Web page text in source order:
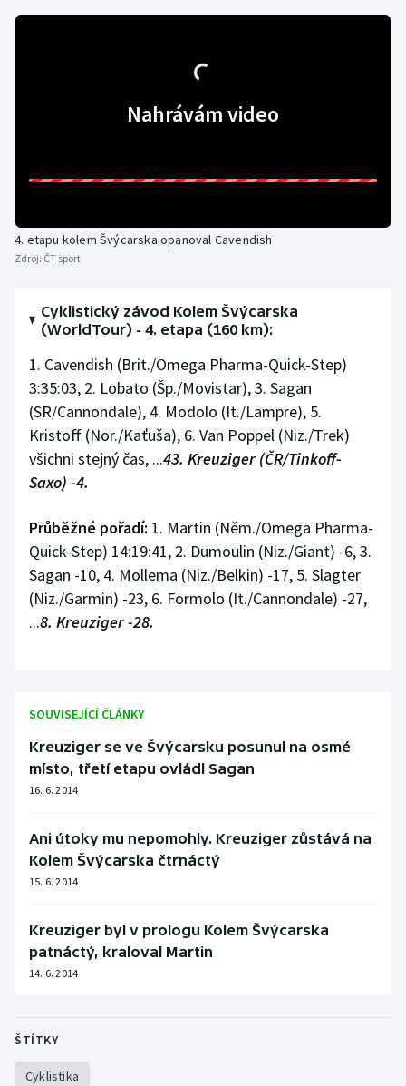
Lyže a snowboard
Motorsport
Olympijské hry
Parasport
Plavání
Ragby
Rychlobruslení
Stolní tenis
Veslování
Volejbal
Nahrávám video
4. etapu kolem Švýcarska opanoval Cavendish
Zdroj: ČT sport
Cyklistický závod Kolem Švýcarska
(WorldTour) - 4. etapa (160 km):
1. Cavendish (Brit./Omega Pharma-Quick-Step)
3:35:03, 2. Lobato (Šp./Movistar), 3. Sagan
(SR/Cannondale), 4. Modolo (It./Lampre), 5.
Kristoff (Nor./Kaťuša), 6. Van Poppel (Niz./Trek)
všichni stejný čas, ...43. Kreuziger (ČR/Tinkoff-
Saxo) -4.
Průběžné pořadí: 1. Martin (Něm./Omega Pharma-
Quick-Step) 14:19:41, 2. Dumoulin (Niz./Giant) -6, 3.
Sagan -10, 4. Mollema (Niz./Belkin) -17, 5. Slagter
(Niz./Garmin) -23, 6. Formolo (It./Cannondale) -27,
...8. Kreuziger -28.
SOUVISEJÍCÍ ČLÁNKY
Kreuziger se ve Švýcarsku posunul na osmé
místo, třetí etapu ovládl Sagan
16. 6. 2014
Ani útoky mu nepomohly. Kreuziger zůstává na
Kolem Švýcarska čtrnáctý
15. 6. 2014
Kreuziger byl v prologu Kolem Švýcarska
patnáctý, kraloval Martin
14. 6. 2014
ŠTÍTKY
Cyklistika